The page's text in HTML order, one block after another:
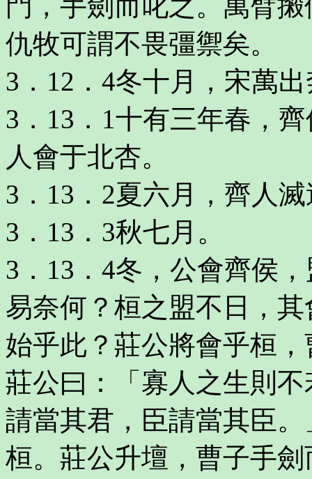
仇牧可謂不畏彊禦矣。
3．12．4冬十月，宋萬
3．13．1十有三年春，
人會于北杏。
3．13．2夏六月，齊人
3．13．3秋七月。
3．13．4冬，公會齊侯
易奈何？桓之盟不日，
始乎此？莊公將會乎桓
莊公曰：「寡人之生則
請當其君，臣請當其臣
桓。莊公升壇，曹子手